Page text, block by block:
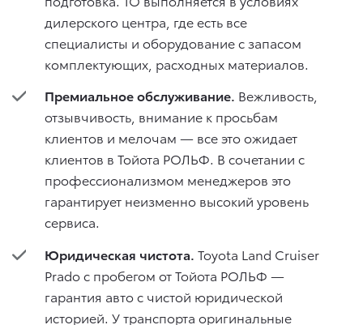
дилерского центра, где есть все
специалисты и оборудование с запасом
комплектующих, расходных материалов.
Премиальное обслуживание. Вежливость,
отзывчивость, внимание к просьбам
клиентов и мелочам — все это ожидает
клиентов в Тойота РОЛЬФ. В сочетании с
профессионализмом менеджеров это
гарантирует неизменно высокий уровень
сервиса.
Юридическая чистота. Toyota Land Cruiser
Prado с пробегом от Тойота РОЛЬФ —
гарантия авто с чистой юридической
историей. У транспорта оригинальные